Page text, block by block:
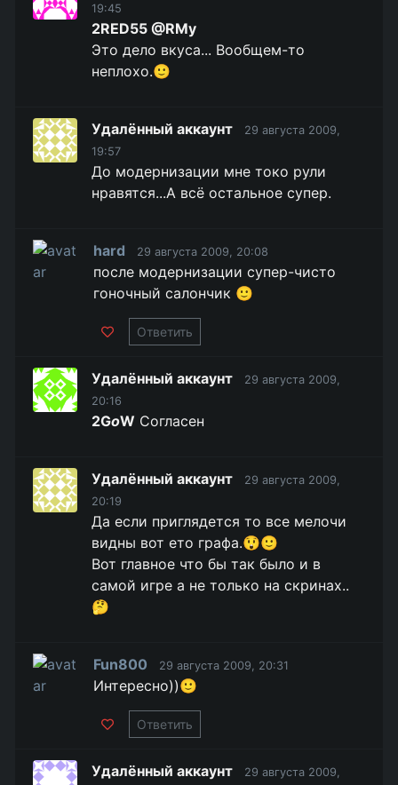
19:45
2RED55 @RMy
Это дело вкуса... Вообщем-то
неплохо.🙂
Удалённый аккаунт
29 августа 2009,
19:57
До модернизации мне токо рули
нравятся...А всё остальное супер.
hard 29 августа 2009, 20:08
после модернизации супер-чисто
гоночный салончик 🙂
Ответить
Удалённый аккаунт
29 августа 2009,
20:16
2GoW Согласен
Удалённый аккаунт
29 августа 2009,
20:19
Да если приглядется то все мелочи
видны вот ето графа.😲🙂
Вот главное что бы так было и в
самой игре а не только на скринах..
🤔
Fun800 29 августа 2009, 20:31
Интересно))🙂
Ответить
Удалённый аккаунт
29 августа 2009,